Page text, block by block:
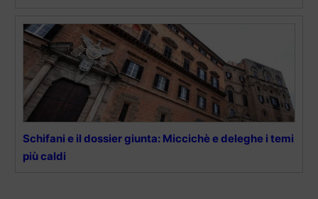
Schifani e il dossier giunta: Miccichè e deleghe i temi
più caldi